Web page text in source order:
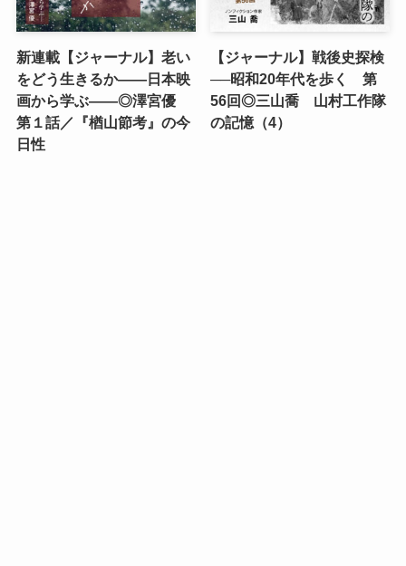
新連載【ジャーナル】老い
をどう生きるか――日本映
画から学ぶ――◎澤宮優
第１話／『楢山節考』の今
日性
【ジャーナル】戦後史探検
──昭和20年代を歩く 第
56回◎三山喬 山村工作隊
の記憶（4）